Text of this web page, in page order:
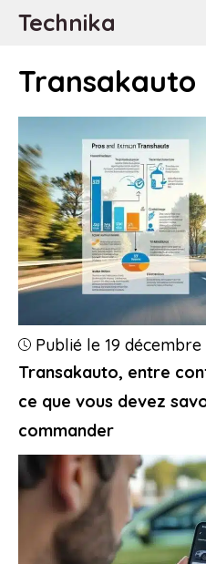
AllerTechnika
Transakauto
Transakauto, entre
ce que vous devez
commander
Publié le 19